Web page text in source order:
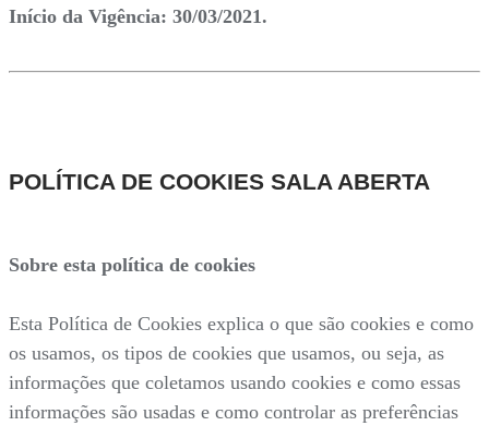
Início da Vigência: 30/03/2021.
POLÍTICA DE COOKIES SALA ABERTA
Sobre esta política de cookies
Esta Política de Cookies explica o que são cookies e como
os usamos, os tipos de cookies que usamos, ou seja, as
informações que coletamos usando cookies e como essas
informações são usadas e como controlar as preferências